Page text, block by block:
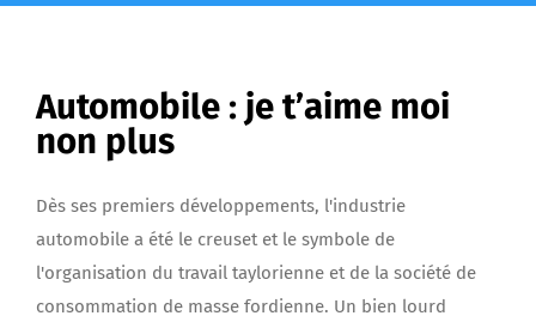
Automobile : je t’aime moi
non plus
Dès ses premiers développements, l'industrie
automobile a été le creuset et le symbole de
l'organisation du travail taylorienne et de la société de
consommation de masse fordienne. Un bien lourd